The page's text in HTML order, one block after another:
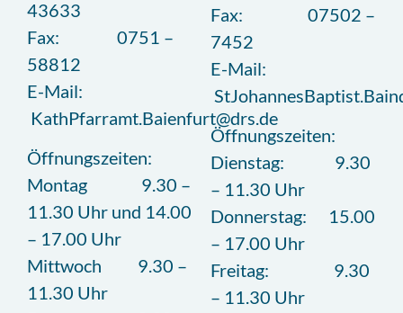
43633
Fax: 0751 –
58812
E-Mail:
KathPfarramt.Baienfurt@drs.de
Öffnungszeiten:
Montag 9.30 –
11.30 Uhr und 14.00
– 17.00 Uhr
Mittwoch 9.30 –
11.30 Uhr
Fax: 07502 –
7452
E-Mail:
Öffnungszeiten:
Dienstag: 9.30
– 11.30 Uhr
Donnerstag: 15.00
– 17.00 Uhr
Freitag: 9.30
– 11.30 Uhr